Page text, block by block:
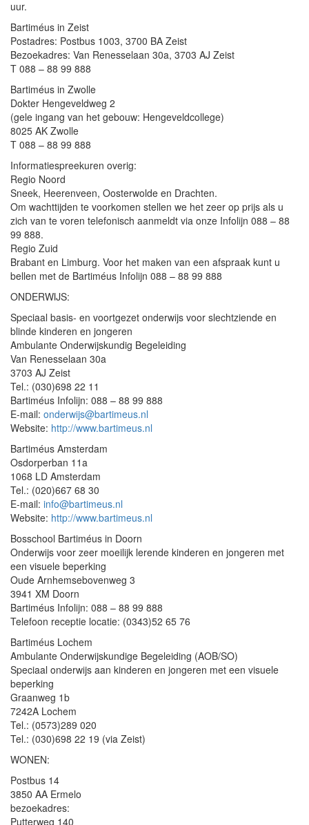
uur.
Bartiméus in Zeist
Postadres: Postbus 1003, 3700 BA Zeist
Bezoekadres: Van Renesselaan 30a, 3703 AJ Zeist
T 088 – 88 99 888
Bartiméus in Zwolle
Dokter Hengeveldweg 2
(gele ingang van het gebouw: Hengeveldcollege)
8025 AK Zwolle
T 088 – 88 99 888
Informatiespreekuren overig:
Regio Noord
Sneek, Heerenveen, Oosterwolde en Drachten.
Om wachttijden te voorkomen stellen we het zeer op prijs als u
zich van te voren telefonisch aanmeldt via onze Infolijn 088 – 88
99 888.
Regio Zuid
Brabant en Limburg. Voor het maken van een afspraak kunt u
bellen met de Bartiméus Infolijn 088 – 88 99 888
ONDERWIJS:
Speciaal basis- en voortgezet onderwijs voor slechtziende en
blinde kinderen en jongeren
Ambulante Onderwijskundig Begeleiding
Van Renesselaan 30a
3703 AJ Zeist
Tel.: (030)698 22 11
Bartiméus Infolijn: 088 – 88 99 888
E-mail: onderwijs@bartimeus.nl
Website: http://www.bartimeus.nl
Bartiméus Amsterdam
Osdorperban 11a
1068 LD Amsterdam
Tel.: (020)667 68 30
E-mail: info@bartimeus.nl
Website: http://www.bartimeus.nl
Bosschool Bartiméus in Doorn
Onderwijs voor zeer moeilijk lerende kinderen en jongeren met
een visuele beperking
Oude Arnhemsebovenweg 3
3941 XM Doorn
Bartiméus Infolijn: 088 – 88 99 888
Telefoon receptie locatie: (0343)52 65 76
Bartiméus Lochem
Ambulante Onderwijskundige Begeleiding (AOB/SO)
Speciaal onderwijs aan kinderen en jongeren met een visuele
beperking
Graanweg 1b
7242A Lochem
Tel.: (0573)289 020
Tel.: (030)698 22 19 (via Zeist)
WONEN:
Postbus 14
3850 AA Ermelo
bezoekadres:
Putterweg 140